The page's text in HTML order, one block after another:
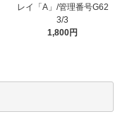
レイ「A」/管理番号G62
3/3
1,800円